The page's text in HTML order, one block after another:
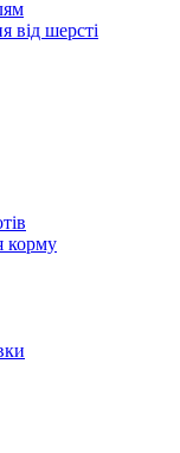
від шерсті
корму